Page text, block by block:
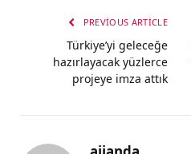
PREVIOUS ARTICLE
Türkiye’yi geleceğe
hazırlayacak yüzlerce
projeye imza attık